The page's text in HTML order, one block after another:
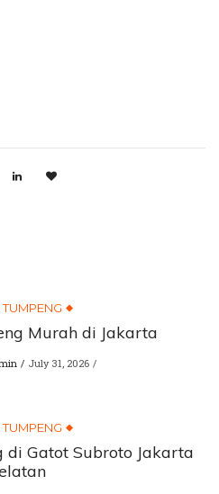
TUMPENG
Murah di Jakarta
July 31, 2026
TUMPENG
di Gatot Subroto Jakarta